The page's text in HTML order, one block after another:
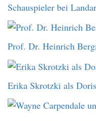
Schauspieler bei
Prof. Dr. Heinrich
Erika Skrotzki als